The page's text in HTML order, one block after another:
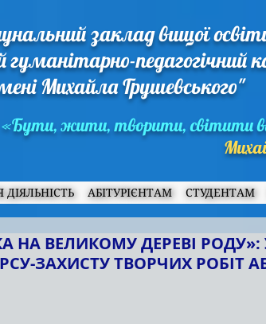
заклад вищої
гуманітарно-педагогічний
Михайла Грушевського"
«Бути, жити, творити, світити
ДІЯЛЬНІСТЬ АБІТУРІЄНТАМ СТУДЕНТАМ
НА ВЕЛИКОМУ ДЕРЕВІ РОДУ»:
ЗАХИСТУ ТВОРЧИХ РОБІТ